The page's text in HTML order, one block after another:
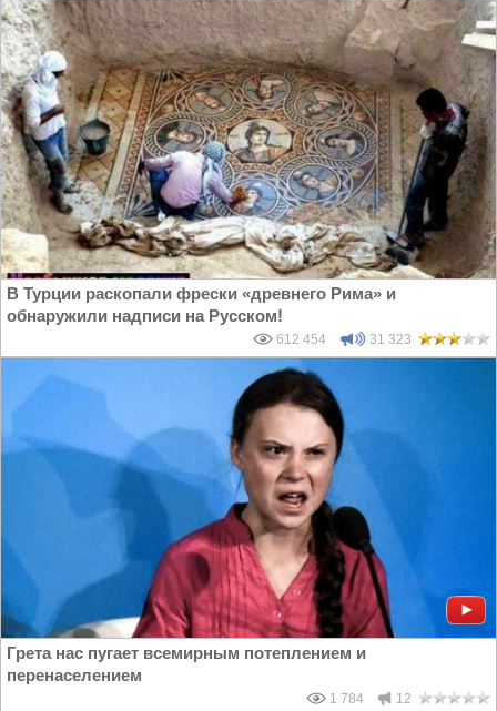
В Турции раскопали фрески «древнего Рима» и
обнаружили надписи на Русском!
612 454 31 323
Грета нас пугает всемирным потеплением и
перенаселением
1 784 12